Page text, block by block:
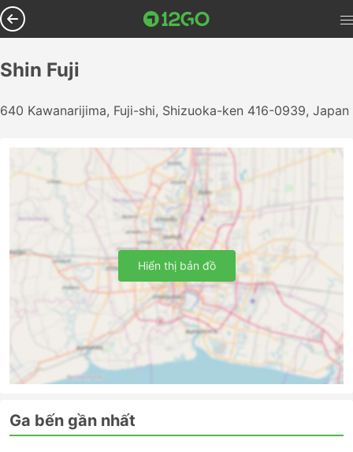
Shin Fuji
640 Kawanarijima, Fuji-shi, Shizuoka-ken 416-0939, Japan
Hiển thị bản đồ
Ga bến gần nhất